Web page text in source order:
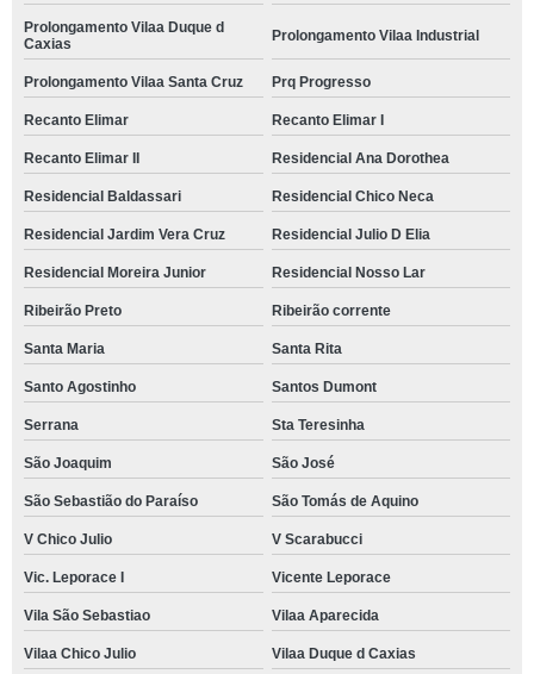
Prolongamento Vilaa Duque d
Caxias
Prolongamento Vilaa Industrial
Prolongamento Vilaa Santa Cruz Prq Progresso
Recanto Elimar Recanto Elimar I
Recanto Elimar II Residencial Ana Dorothea
Residencial Baldassari Residencial Chico Neca
Residencial Jardim Vera Cruz Residencial Julio D Elia
Residencial Moreira Junior Residencial Nosso Lar
Ribeirão Preto Ribeirão corrente
Santa Maria Santa Rita
Santo Agostinho Santos Dumont
Serrana Sta Teresinha
São Joaquim São José
São Sebastião do Paraíso São Tomás de Aquino
V Chico Julio V Scarabucci
Vic. Leporace I Vicente Leporace
Vila São Sebastiao Vilaa Aparecida
Vilaa Chico Julio Vilaa Duque d Caxias